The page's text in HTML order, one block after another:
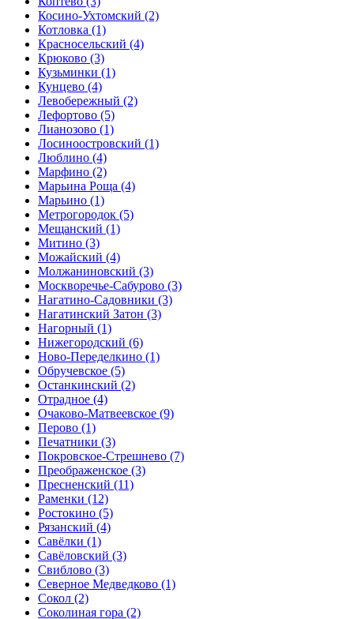
Косино-Ухтомский (2)
Котловка (1)
Красносельский (4)
Крюково (3)
Кузьминки (1)
Кунцево (4)
Левобережный (2)
Лефортово (5)
Лианозово (1)
Лосиноостровский (1)
Люблино (4)
Марфино (2)
Марьина Роща (4)
Марьино (1)
Метрогородок (5)
Мещанский (1)
Митино (3)
Можайский (4)
Молжаниновский (3)
Москворечье-Сабурово (3)
Нагатино-Садовники (3)
Нагатинский Затон (3)
Нагорный (1)
Нижегородский (6)
Ново-Переделкино (1)
Обручевское (5)
Останкинский (2)
Отрадное (4)
Очаково-Матвеевское (9)
Перово (1)
Печатники (3)
Покровское-Стрешнево (7)
Преображенское (3)
Пресненский (11)
Раменки (12)
Ростокино (5)
Рязанский (4)
Савёлки (1)
Савёловский (3)
Свиблово (3)
Северное Медведково (1)
Сокол (2)
Соколиная гора (2)